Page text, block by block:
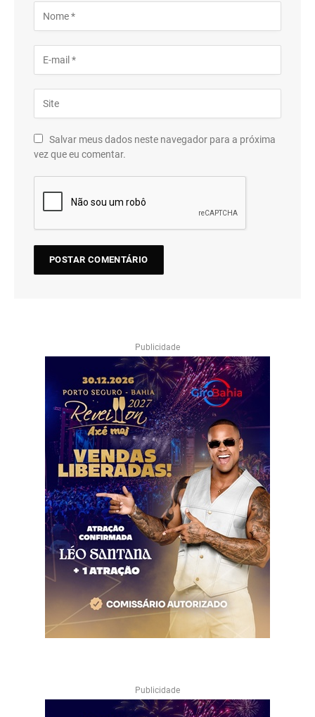
Salvar meus dados neste navegador para a próxima
vez que eu comentar.
Publicidade
Publicidade